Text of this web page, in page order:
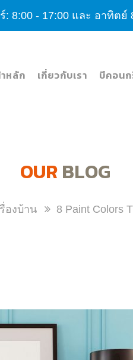
ร์: 8:00 - 17:00 และ อาทิ
หลัก เกี่ยวกับเรา บีคอน
OURBLOG
องบ้าน 8 Paint Colors